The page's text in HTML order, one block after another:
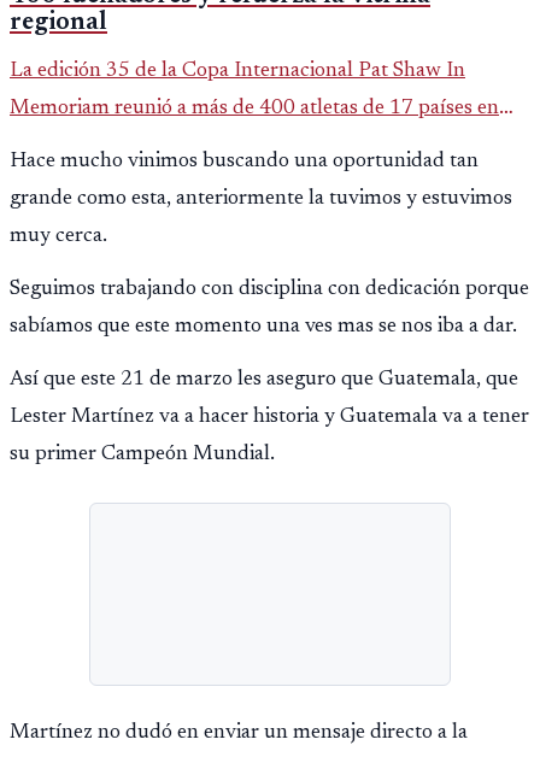
regional
La edición 35 de la Copa Internacional Pat Shaw In
Memoriam reunió a más de 400 atletas de 17 países en
Hace mucho vinimos buscando una oportunidad tan
grande como esta, anteriormente la tuvimos y estuvimos
muy cerca.
Seguimos trabajando con disciplina con dedicación porque
sabíamos que este momento una ves mas se nos iba a dar.
Así que este 21 de marzo les aseguro que Guatemala, que
Lester Martínez va a hacer historia y Guatemala va a tener
su primer Campeón Mundial.
Martínez no dudó en enviar un mensaje directo a la